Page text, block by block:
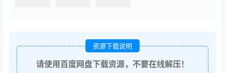
资源下载说明
请使用百度网盘下载资源，不要在线解压！